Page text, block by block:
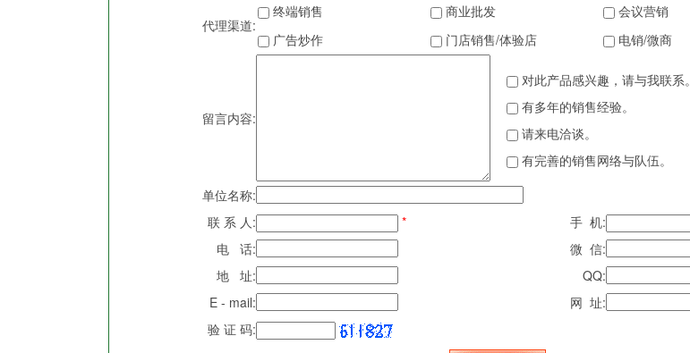
代理渠道:
终端销售 商业批发
会议营销
广告炒作
门店销售/体验店 电销/微商
留言内容:
对此产品感兴趣，请与我联系。
有多年的销售经验。
请来电洽谈。
有完善的销售网络与队伍。
单位名称:
联 系 人:
* 手 机:
电 话:
微 信:
地 址:
QQ:
E - mail:
网 址:
验 证 码: